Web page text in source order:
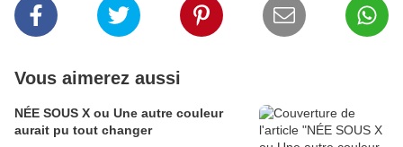
Vous aimerez aussi
NÉE SOUS X ou Une autre couleur
aurait pu tout changer